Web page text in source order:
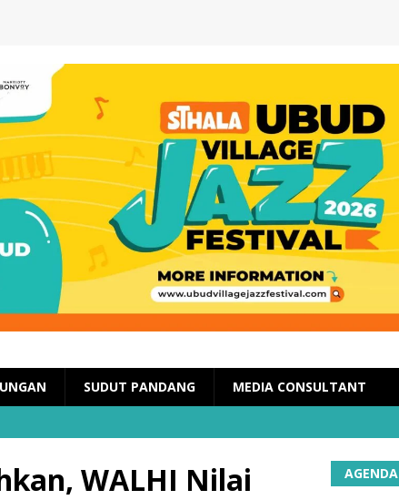
SUDUT PANDANG MEDIA CONSULTANT
WALHI Nilai
AGENDA